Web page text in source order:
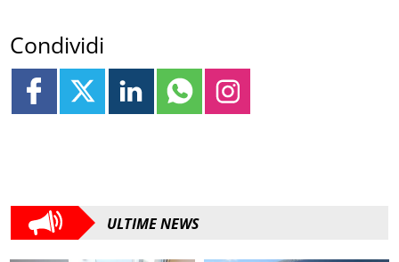
Condividi
ULTIME NEWS